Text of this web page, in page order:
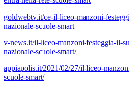
goldwebtv.it/ce-il-liceo-manzoni-
nazionale-scuole-smart
v-news.it/il-liceo-manzoni-festeggia-il-
nazionale-scuole-smart/
appiapolis.it/2021/02/27/il-liceo-
scuole-smart/